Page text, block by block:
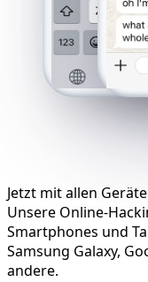
Jetzt mit allen
Unsere Online-
Smartphones und
Samsung Galaxy,
andere.